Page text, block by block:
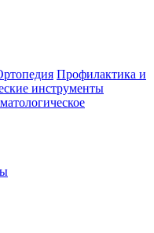
Профилактика и
инструменты